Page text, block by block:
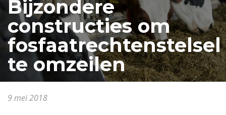
Bijzondere
constructies om
fosfaatrechtenstelsel
te omzeilen
9 mei 2018